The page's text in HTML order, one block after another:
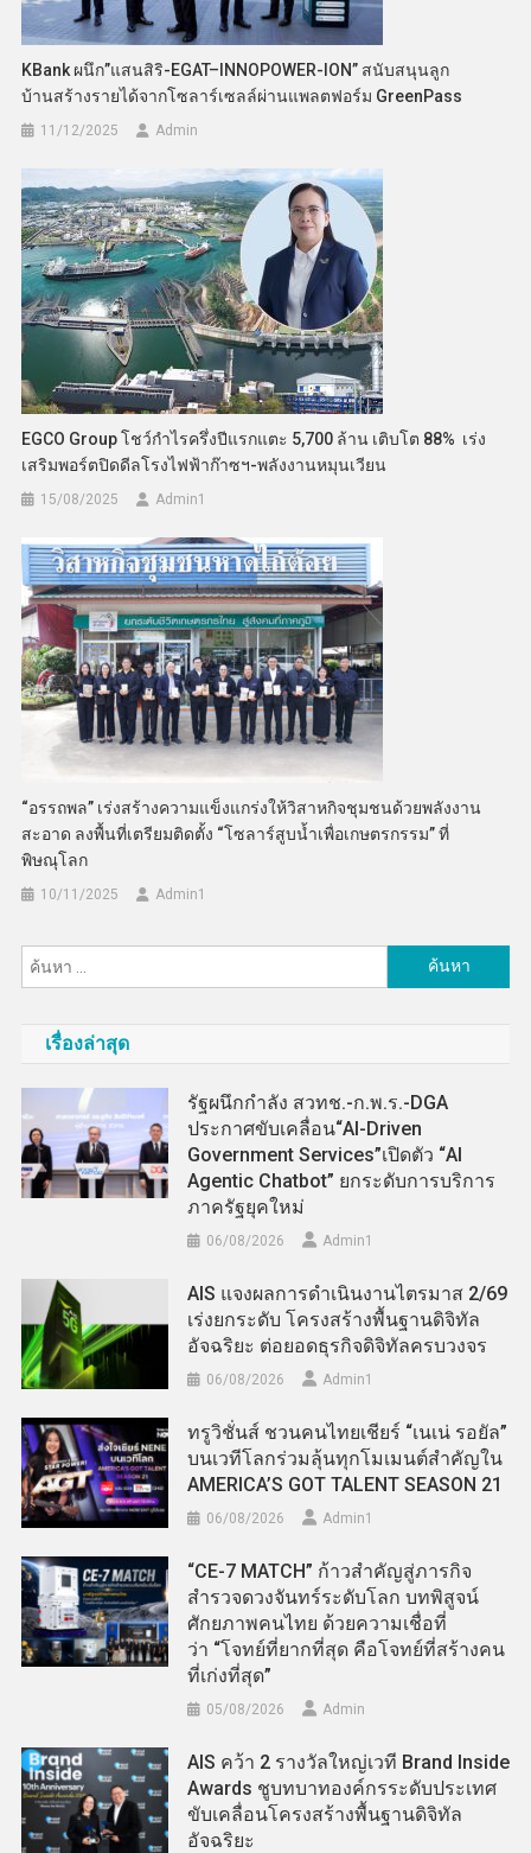
KBank ผนึก”แสนสิริ-EGAT–INNOPOWER-ION” สนับสนุนลูก
บ้านสร้างรายได้จากโซลาร์เซลล์ผ่านแพลตฟอร์ม GreenPass
11/12/2025 Admin
EGCO Group โชว์กำไรครึ่งปีแรกแตะ 5,700 ล้าน เติบโต 88% เร่ง
เสริมพอร์ตปิดดีลโรงไฟฟ้าก๊าซฯ-พลังงานหมุนเวียน
15/08/2025 Admin​1
“อรรถพล” เร่งสร้างความแข็งแกร่งให้วิสาหกิจชุมชนด้วยพลังงาน
สะอาด ลงพื้นที่เตรียมติดตั้ง “โซลาร์สูบน้ำเพื่อเกษตรกรรม” ที่
พิษณุโลก
10/11/2025 Admin​1
สำหรับ:
เรื่องล่าสุด
รัฐผนึกกำลัง สวทช.-ก.พ.ร.-DGA
ประกาศขับเคลื่อน“AI-Driven
Government Services”เปิดตัว “AI
Agentic Chatbot” ยกระดับการบริการ
ภาครัฐยุคใหม่
06/08/2026 Admin​1
AIS แจงผลการดำเนินงานไตรมาส 2/69
เร่งยกระดับ โครงสร้างพื้นฐานดิจิทัล
อัจฉริยะ ต่อยอดธุรกิจดิจิทัลครบวงจร
06/08/2026 Admin​1
ทรูวิชั่นส์ ชวนคนไทยเชียร์ “เนเน่ รอยัล”
บนเวทีโลกร่วมลุ้นทุกโมเมนต์สำคัญใน
AMERICA’S GOT TALENT SEASON 21
06/08/2026 Admin​1
“CE-7 MATCH” ก้าวสำคัญสู่ภารกิจ
สำรวจดวงจันทร์ระดับโลก บทพิสูจน์
ศักยภาพคนไทย ด้วยความเชื่อที่
ว่า “โจทย์ที่ยากที่สุด คือโจทย์ที่สร้างคน
ที่เก่งที่สุด”
05/08/2026 Admin
AIS คว้า 2 รางวัลใหญ่เวที Brand Inside
Awards ชูบทบาทองค์กรระดับประเทศ
ขับเคลื่อนโครงสร้างพื้นฐานดิจิทัล
อัจฉริยะ